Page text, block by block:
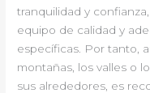
tranquilidad y
equipo de calidad y
específicas. Por tanto,
montañas, los valles o
sus alrededores, es